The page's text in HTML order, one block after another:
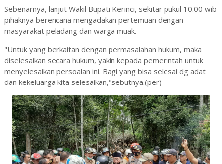
Sebenarnya, lanjut Wakil Bupati Kerinci, sekitar pukul 10.00 wib
pihaknya berencana mengadakan pertemuan dengan
masyarakat peladang dan warga muak.
"Untuk yang berkaitan dengan permasalahan hukum, maka
diselesaikan secara hukum, yakin kepada pemerintah untuk
menyelesaikan persoalan ini. Bagi yang bisa selesai dg adat
dan kekeluarga kita selesaikan,"sebutnya.(per)